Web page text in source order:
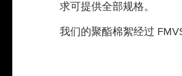
求可提供全部规格。
我们的聚酯棉絮经过